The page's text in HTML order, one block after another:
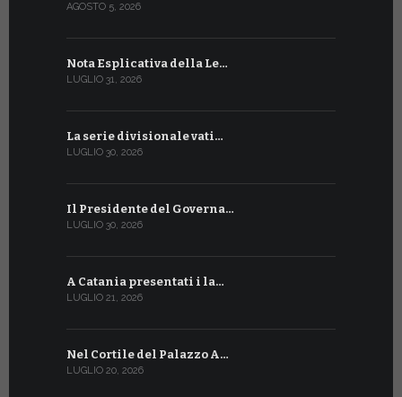
AGOSTO 5, 2026
Nota Esplicativa della Le…
LUGLIO 31, 2026
La serie divisionale vati…
LUGLIO 30, 2026
Il Presidente del Governa…
LUGLIO 30, 2026
A Catania presentati i la…
LUGLIO 21, 2026
Nel Cortile del Palazzo A…
LUGLIO 20, 2026